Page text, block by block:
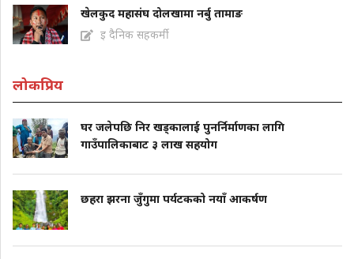
खेलकुद महासंघ दोलखामा नर्बु तामाङ
इ दैनिक सहकर्मी
लोकप्रिय
घर जलेपछि निर खड्कालाई पुनर्निर्माणका लागि
गाउँपालिकाबाट ३ लाख सहयोग
छहरा झरना जुँगुमा पर्यटकको नयाँ आकर्षण